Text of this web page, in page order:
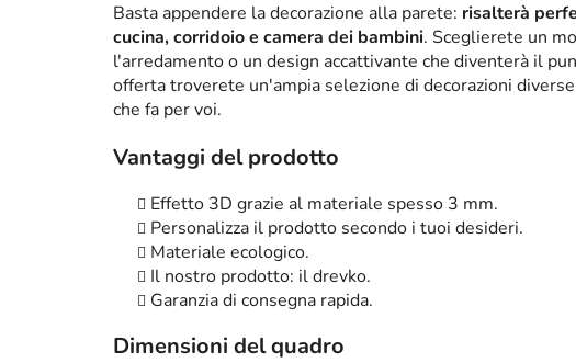
Basta appendere la decorazione alla parete: risalterà
cucina, corridoio e camera dei bambini. Sceglierete un
l'arredamento o un design accattivante che diventerà il
offerta troverete un'ampia selezione di decorazioni
che fa per voi.
Vantaggi del prodotto
Effetto 3D grazie al materiale spesso 3 mm.
Personalizza il prodotto secondo i tuoi desideri.
Materiale ecologico.
Il nostro prodotto: il drevko.
Garanzia di consegna rapida.
Dimensioni del quadro